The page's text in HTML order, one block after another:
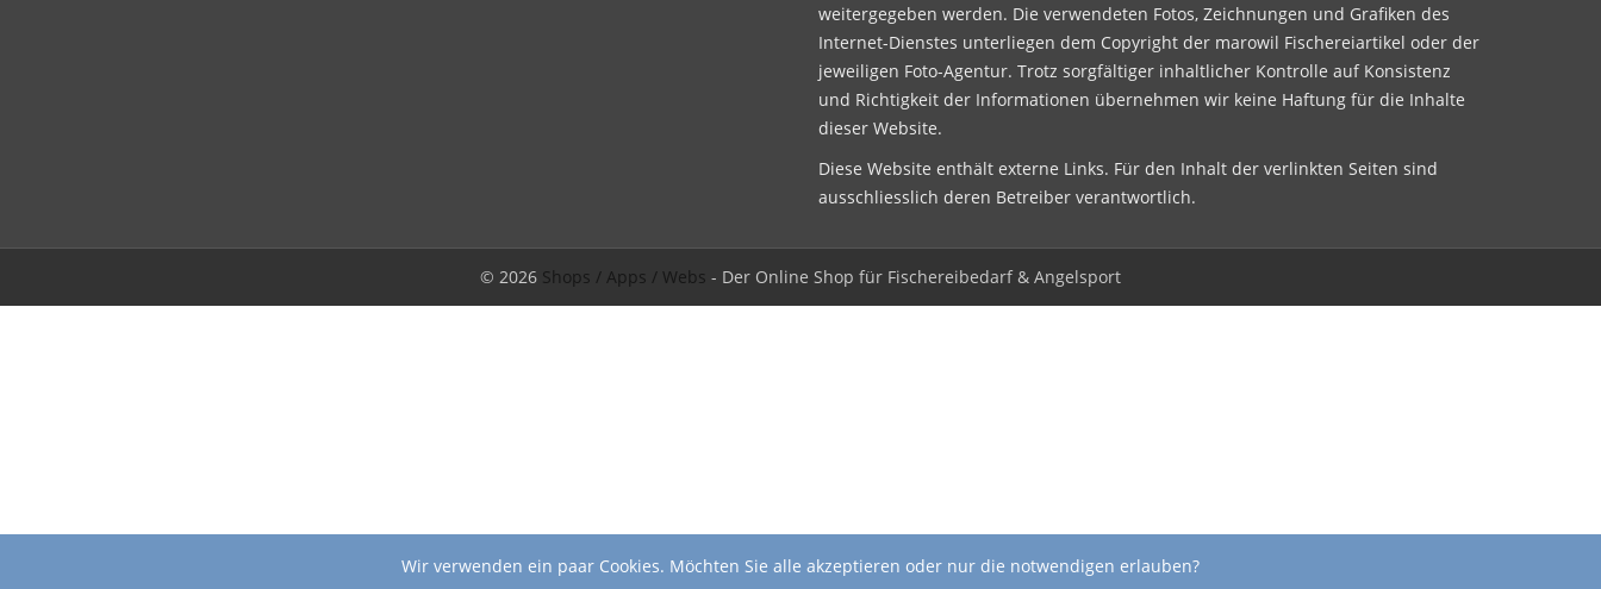
weitergegeben werden. Die verwendeten Fotos, Zeichnungen und Grafiken des
Internet-Dienstes unterliegen dem Copyright der marowil Fischereiartikel oder der
jeweiligen Foto-Agentur. Trotz sorgfältiger inhaltlicher Kontrolle auf Konsistenz
und Richtigkeit der Informationen übernehmen wir keine Haftung für die Inhalte
dieser Website.
Diese Website enthält externe Links. Für den Inhalt der verlinkten Seiten sind
ausschliesslich deren Betreiber verantwortlich.
© 2026 Shops / Apps / Webs - Der Online Shop für Fischereibedarf & Angelsport
Wir verwenden ein paar Cookies. Möchten Sie alle akzeptieren oder nur die notwendigen erlauben?